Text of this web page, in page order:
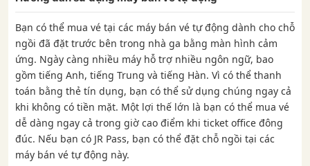
Bạn có thể mua vé tại các máy bán vé tự động dành cho chỗ
ngồi đã đặt trước bên trong nhà ga bằng màn hình cảm
ứng. Ngày càng nhiều máy hỗ trợ nhiều ngôn ngữ, bao
gồm tiếng Anh, tiếng Trung và tiếng Hàn. Vì có thể thanh
toán bằng thẻ tín dụng, bạn có thể sử dụng chúng ngay cả
khi không có tiền mặt. Một lợi thế lớn là bạn có thể mua vé
dễ dàng ngay cả trong giờ cao điểm khi ticket office đông
đúc. Nếu bạn có JR Pass, bạn có thể đặt chỗ ngồi tại các
máy bán vé tự động này.